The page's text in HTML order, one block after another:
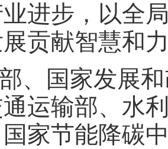
进步，以全
贡献智慧和
、国家发展
运输部、水
家节能降碳